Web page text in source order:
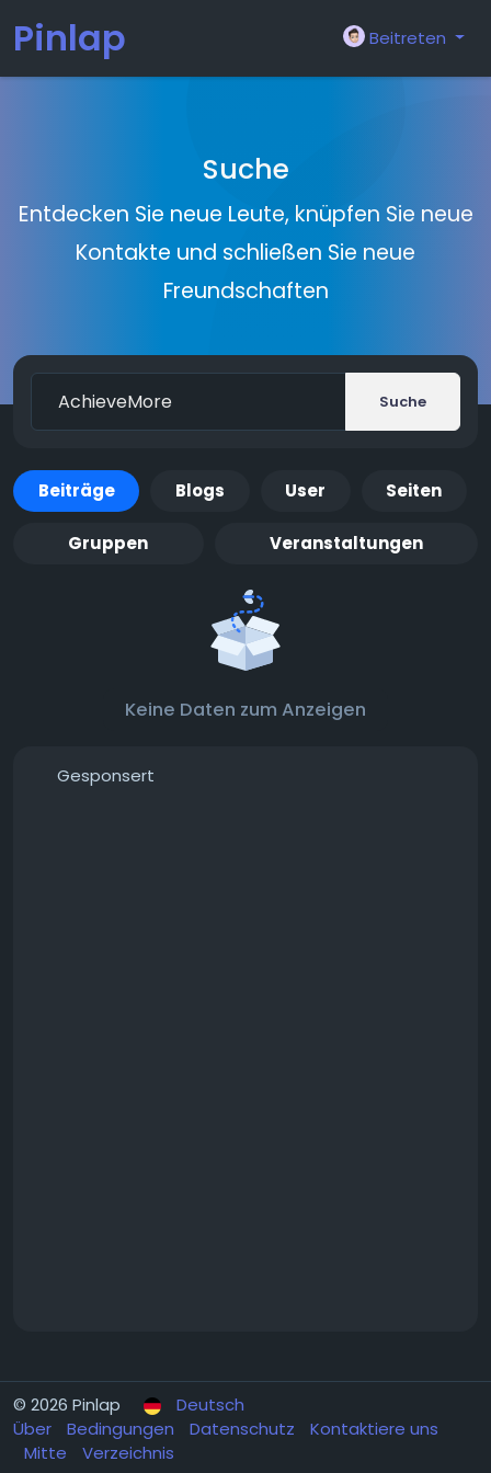
Pinlap Beitreten
Suche
Entdecken Sie neue Leute, knüpfen Sie neue
Kontakte und schließen Sie neue
Freundschaften
Suche
Beiträge Blogs User Seiten
Gruppen Veranstaltungen
Keine Daten zum Anzeigen
Gesponsert
© 2026 Pinlap
Deutsch
Über
Bedingungen Datenschutz
Kontaktiere uns
Mitte
Verzeichnis